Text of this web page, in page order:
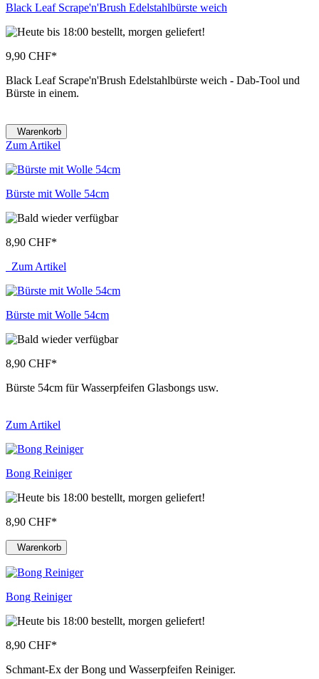
Black Leaf Scrape'n'Brush Edelstahlbürste weich
9,90 CHF*
Black Leaf Scrape'n'Brush Edelstahlbürste weich - Dab-Tool und
Bürste in einem.
Warenkorb
Zum Artikel
Bürste mit Wolle 54cm
8,90 CHF*
Zum Artikel
Bürste mit Wolle 54cm
8,90 CHF*
Bürste 54cm für Wasserpfeifen Glasbongs usw.
Zum Artikel
Bong Reiniger
8,90 CHF*
Warenkorb
Bong Reiniger
8,90 CHF*
Schmant-Ex der Bong und Wasserpfeifen Reiniger.